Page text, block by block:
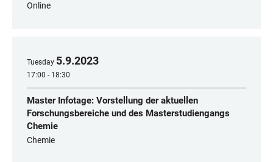
Online
Tuesday 5.9.2023
17:00 - 18:30
Master Infotage: Vorstellung der aktuellen
Forschungsbereiche und des Masterstudiengangs
Chemie
Chemie